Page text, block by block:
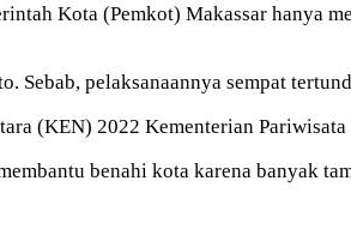
Kota (Pemkot) Makassar hanya
Sebab, pelaksanaannya sempat
(KEN) 2022 Kementerian
benahi kota karena banyak